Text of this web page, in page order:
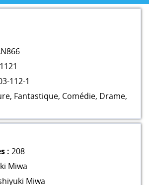
112-1
, Fantastique, Comédie, Drame,
: 208
Miwa
Miwa